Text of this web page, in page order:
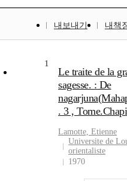
내보내기 내책
1
Le traite de la
sagesse. : De
. 3 ,
Lamotte, Etienne
Universite de
orientaliste
1970